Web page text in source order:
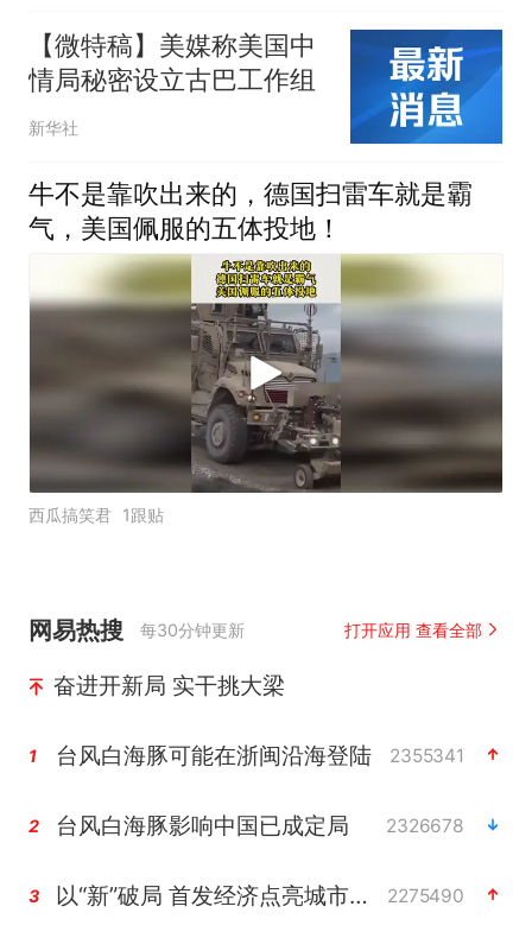
【微特稿】美媒称美国中
情局秘密设立古巴工作组
新华社
牛不是靠吹出来的，德国扫雷车就是霸
气，美国佩服的五体投地！
西瓜搞笑君 1跟贴
网易热搜 每30分钟更新 打开应用 查看全部
奋进开新局 实干挑大梁
1 台风白海豚可能在浙闽沿海登陆 2355341
2 台风白海豚影响中国已成定局 2326678
3 以“新”破局 首发经济点亮城市消费活力 2275490